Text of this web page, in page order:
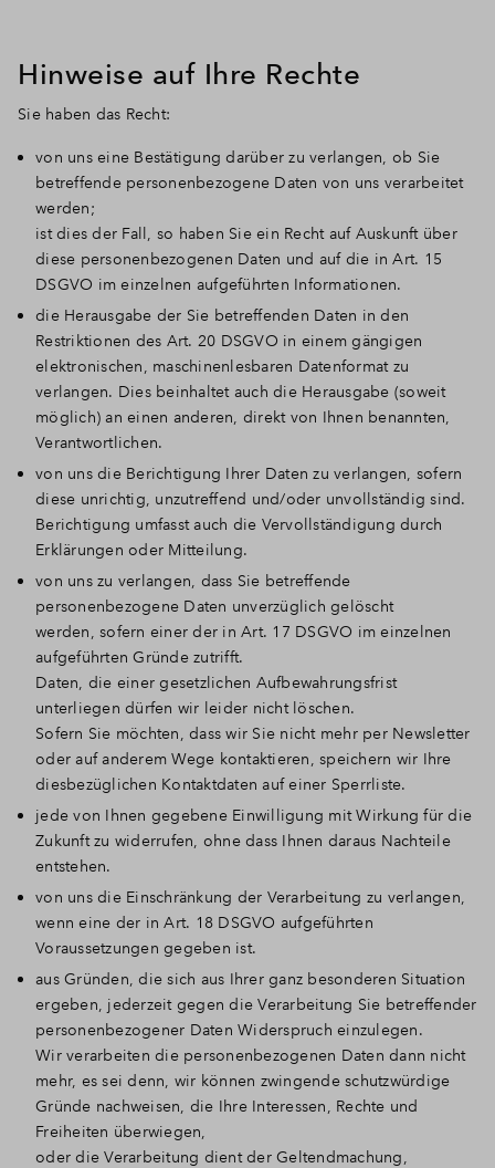
Hinweise auf Ihre Rechte
Sie haben das Recht:
von uns eine Bestätigung darüber zu verlangen, ob Sie
betreffende personenbezogene Daten von uns verarbeitet
werden;
ist dies der Fall, so haben Sie ein Recht auf Auskunft über
diese personenbezogenen Daten und auf die in Art. 15
DSGVO im einzelnen aufgeführten Informationen.
die Herausgabe der Sie betreffenden Daten in den
Restriktionen des Art. 20 DSGVO in einem gängigen
elektronischen, maschinenlesbaren Datenformat zu
verlangen. Dies beinhaltet auch die Herausgabe (soweit
möglich) an einen anderen, direkt von Ihnen benannten,
Verantwortlichen.
von uns die Berichtigung Ihrer Daten zu verlangen, sofern
diese unrichtig, unzutreffend und/oder unvollständig sind.
Berichtigung umfasst auch die Vervollständigung durch
Erklärungen oder Mitteilung.
von uns zu verlangen, dass Sie betreffende
personenbezogene Daten unverzüglich gelöscht
werden, sofern einer der in Art. 17 DSGVO im einzelnen
aufgeführten Gründe zutrifft.
Daten, die einer gesetzlichen Aufbewahrungsfrist
unterliegen dürfen wir leider nicht löschen.
Sofern Sie möchten, dass wir Sie nicht mehr per Newsletter
oder auf anderem Wege kontaktieren, speichern wir Ihre
diesbezüglichen Kontaktdaten auf einer Sperrliste.
jede von Ihnen gegebene Einwilligung mit Wirkung für die
Zukunft zu widerrufen, ohne dass Ihnen daraus Nachteile
entstehen.
von uns die Einschränkung der Verarbeitung zu verlangen,
wenn eine der in Art. 18 DSGVO aufgeführten
Voraussetzungen gegeben ist.
aus Gründen, die sich aus Ihrer ganz besonderen Situation
ergeben, jederzeit gegen die Verarbeitung Sie betreffender
personenbezogener Daten Widerspruch einzulegen.
Wir verarbeiten die personenbezogenen Daten dann nicht
mehr, es sei denn, wir können zwingende schutzwürdige
Gründe nachweisen, die Ihre Interessen, Rechte und
Freiheiten überwiegen,
oder die Verarbeitung dient der Geltendmachung,